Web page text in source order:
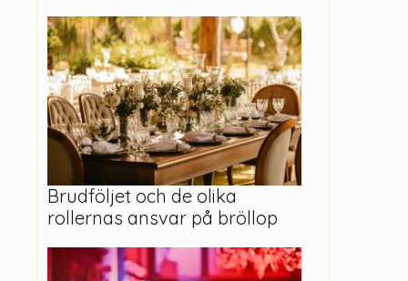
Brudföljet och de olika
rollernas ansvar på bröllop